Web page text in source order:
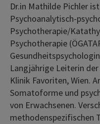
Dr.in Mathilde Pichler
Psychoanalytisch-
Psychotherapie/
Psychotherapie
Langjährige Leiterin
Klinik Favoriten, Wien.
Somatoforme und
von Erwachsenen.
methodenspezifischen